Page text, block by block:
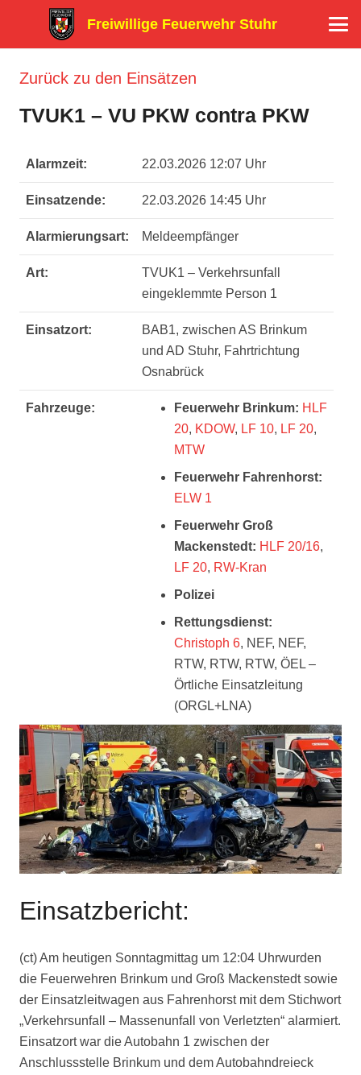
Freiwillige Feuerwehr Stuhr
Zurück zu den Einsätzen
TVUK1 – VU PKW contra PKW
Alarmzeit: 22.03.2026 12:07 Uhr
Einsatzende: 22.03.2026 14:45 Uhr
Alarmierungsart: Meldeempfänger
Art:
TVUK1 – Verkehrsunfall
eingeklemmte Person 1
Einsatzort:
BAB1, zwischen AS Brinkum
und AD Stuhr, Fahrtrichtung
Osnabrück
Fahrzeuge: Feuerwehr Brinkum: HLF
20, KDOW, LF 10, LF 20,
MTW
Feuerwehr Fahrenhorst:
ELW 1
Feuerwehr Groß
Mackenstedt: HLF 20/16,
LF 20, RW-Kran
Polizei
Rettungsdienst:
Christoph 6, NEF, NEF,
RTW, RTW, RTW, ÖEL –
Örtliche Einsatzleitung
(ORGL+LNA)
Einsatzbericht:
(ct) Am heutigen Sonntagmittag um 12:04 Uhrwurden
die Feuerwehren Brinkum und Groß Mackenstedt sowie
der Einsatzleitwagen aus Fahrenhorst mit dem Stichwort
„Verkehrsunfall – Massenunfall von Verletzten“ alarmiert.
Einsatzort war die Autobahn 1 zwischen der
Anschlussstelle Brinkum und dem Autobahndreieck